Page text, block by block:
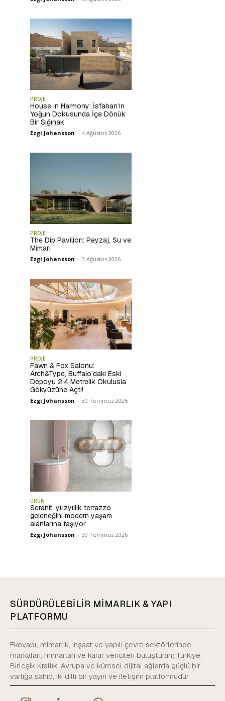
PROJE
House in Harmony: İsfahan’ın
Yoğun Dokusunda İçe Dönük
Bir Sığınak
Ezgi Johansson - 4 Ağustos 2026
PROJE
The Dip Pavilion: Peyzaj, Su ve
Mimari
Ezgi Johansson - 3 Ağustos 2026
PROJE
Fawn & Fox Salonu:
Arch&Type, Buffalo’daki Eski
Depoyu 2,4 Metrelik Okulusla
Gökyüzüne Açtı!
Ezgi Johansson - 30 Temmuz 2026
ÜRÜN
Seranit, yüzyıllık terrazzo
geleneğini modern yaşam
alanlarına taşıyor
Ezgi Johansson - 30 Temmuz 2026
SÜRDÜRÜLEBİLİR MİMARLIK & YAPI
PLATFORMU
Ekoyapı; mimarlık, inşaat ve yapılı çevre sektörlerinde
markaları, mimarları ve karar vericileri buluşturan; Türkiye,
Birleşik Krallık, Avrupa ve küresel dijital ağlarda güçlü bir
varlığa sahip, iki dilli bir yayın ve iletişim platformudur.